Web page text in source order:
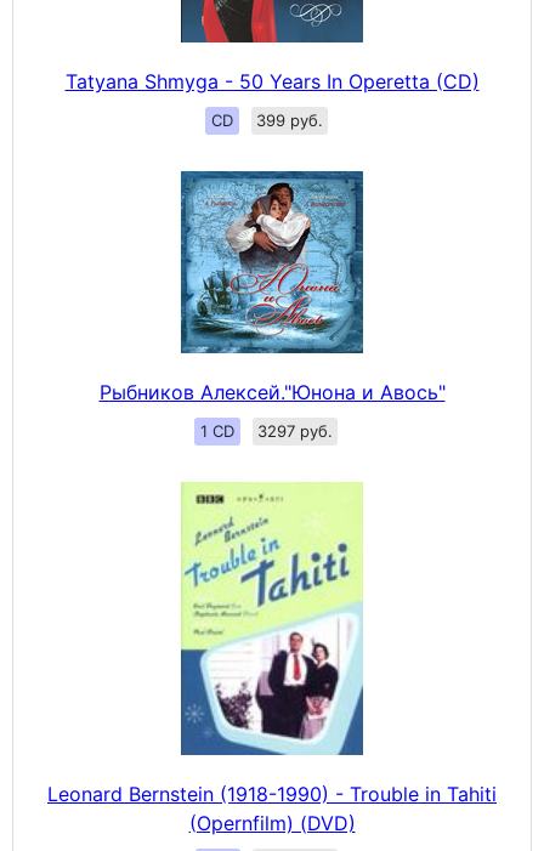
Tatyana Shmyga - 50 Years In Operetta (CD)
CD 399 руб.
Рыбников Алексей."Юнона и Авось"
1 CD 3297 руб.
Leonard Bernstein (1918-1990) - Trouble in Tahiti
(Opernfilm) (DVD)